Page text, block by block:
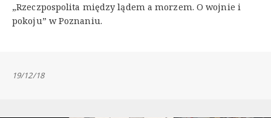
„Rzeczpospolita między lądem a morzem. O wojnie i
pokoju” w Poznaniu.
19/12/18